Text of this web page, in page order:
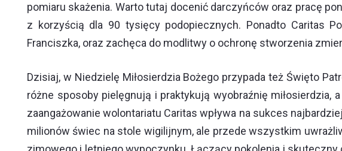
pomiaru skażenia. Warto tutaj docenić darczyńców oraz pracę
z korzyścią dla 90 tysięcy podopiecznych. Ponadto Caritas
Franciszka, oraz zachęca do modlitwy o ochronę stworzenia
Dzisiaj, w Niedzielę Miłosierdzia Bożego przypada też Święto
różne sposoby pielęgnują i praktykują wyobraźnię miłosierdzia,
zaangażowanie wolontariatu Caritas wpływa na sukces
milionów świec na stole wigilijnym, ale przede wszystkim